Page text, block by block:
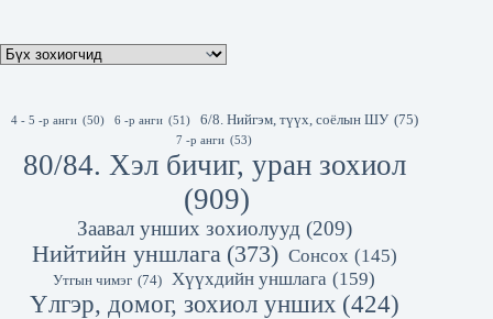
4 - 5 -р анги (50) 6 -р анги (51) 6/8. Нийгэм, түүх, соёлын ШУ (75)
7 -р анги (53)
80/84. Хэл бичиг, уран зохиол
(909)
Заавал унших зохиолууд (209)
Нийтийн уншлага (373) Сонсох (145)
Утгын чимэг (74) Хүүхдийн уншлага (159)
Үлгэр, домог, зохиол унших (424)